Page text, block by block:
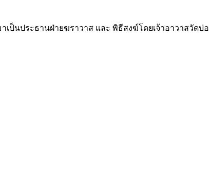
ป็นประธานฝ่ายฆราวาส และ พิธีสงฆ์โดยเจ้าอาวาสวัดบ่อ